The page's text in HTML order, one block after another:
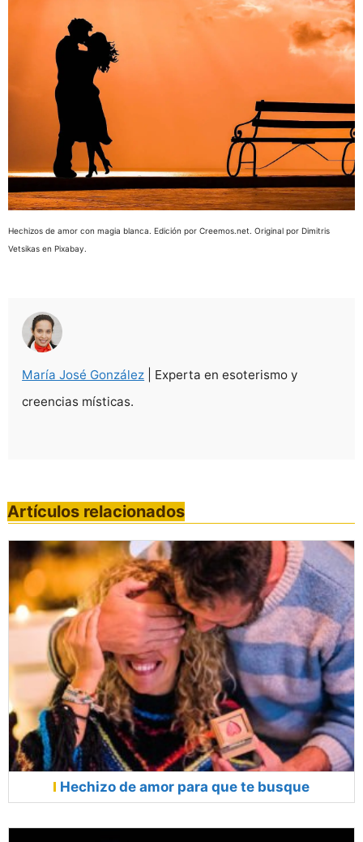
Hechizos de amor con magia blanca. Edición por Creemos.net. Original por Dimitris
Vetsikas en Pixabay.
María José González | Experta en esoterismo y
creencias místicas.
Artículos relacionados
Hechizo de amor para que te busque